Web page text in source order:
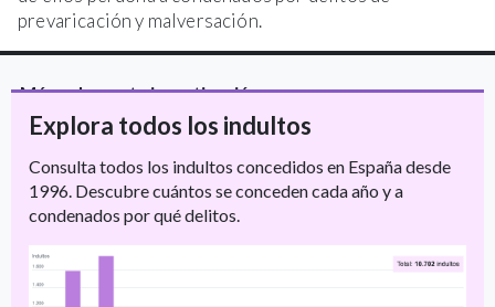
prevaricación y malversación.
Más sobre esta investigación
Explora todos los indultos
Consulta todos los indultos concedidos en España desde
1996. Descubre cuántos se conceden cada año y a
condenados por qué delitos.